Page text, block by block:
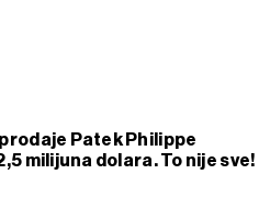
Patek Philippe
milijuna dolara. To nije sve!